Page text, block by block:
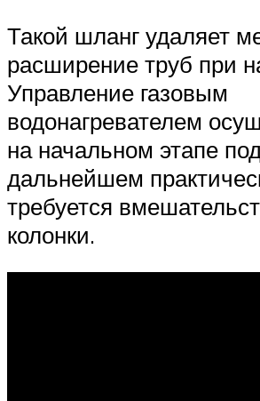
Такой шланг удаляет
расширение труб при
Управление газовым
водонагревателем
на начальном этапе
дальнейшем
требуется
колонки.